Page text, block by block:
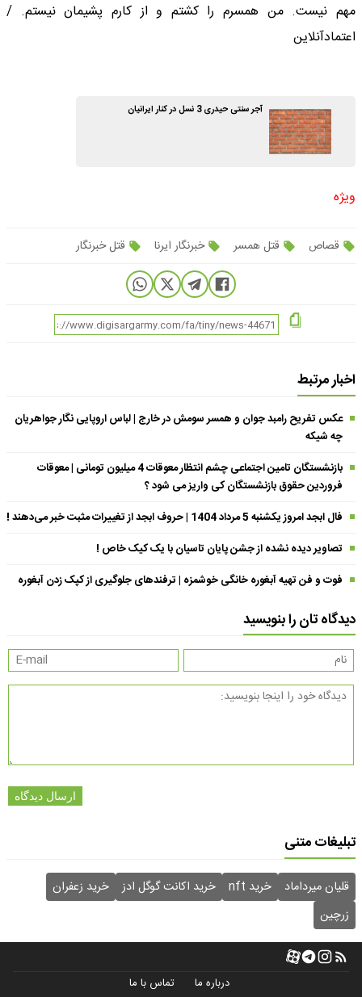
مهم نیست. من همسرم را کشتم و از کارم پشیمان نیستم. /
اعتمادآنلاین
آجر سنتی حیدری 3 نسل در کنار ایرانیان
ویژه
قصاص قتل همسر خبرنگار ایرنا قتل خبرنگار
اخبار مرتبط
عکس تفریح رامبد جوان و همسر سومش در خارج | لباس اروپایی نگار جواهریان
چه شیکه
بازنشستگان تامین اجتماعی چشم انتظار معوقات 4 میلیون تومانی | معوقات
فروردین حقوق بازنشستگان کی واریز می شود ؟
فال ابجد امروز یکشنبه 5 مرداد 1404 | حروف ابجد از تغییرات مثبت خبر می‌دهند !
تصاویر دیده نشده از جشن پایان تاسیان با یک کیک خاص !
فوت و فن تهیه آبغوره خانگی خوشمزه | ترفندهای جلوگیری از کپک زدن آبغوره
دیدگاه تان را بنویسید
ارسال دیدگاه
تبلیغات متنی
قلیان میرداماد خرید nft خرید اکانت گوگل ادز
خرید زعفران
زرچین
درباره ما تماس با ما